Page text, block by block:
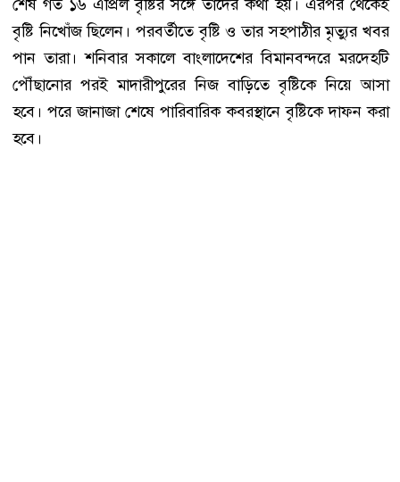
শেষ গত ১৬ এপ্রিল বৃষ্টির সঙ্গে তাদের কথা হয়। এরপর থেকেই
বৃষ্টি নিখোঁজ ছিলেন। পরবর্তীতে বৃষ্টি ও তার সহপাঠীর মৃত্যুর খবর
পান তারা। শনিবার সকালে বাংলাদেশের বিমানবন্দরে মরদেহটি
পৌঁছানোর পরই মাদারীপুরের নিজ বাড়িতে বৃষ্টিকে নিয়ে আসা
হবে। পরে জানাজা শেষে পারিবারিক কবরস্থানে বৃষ্টিকে দাফন করা
হবে।